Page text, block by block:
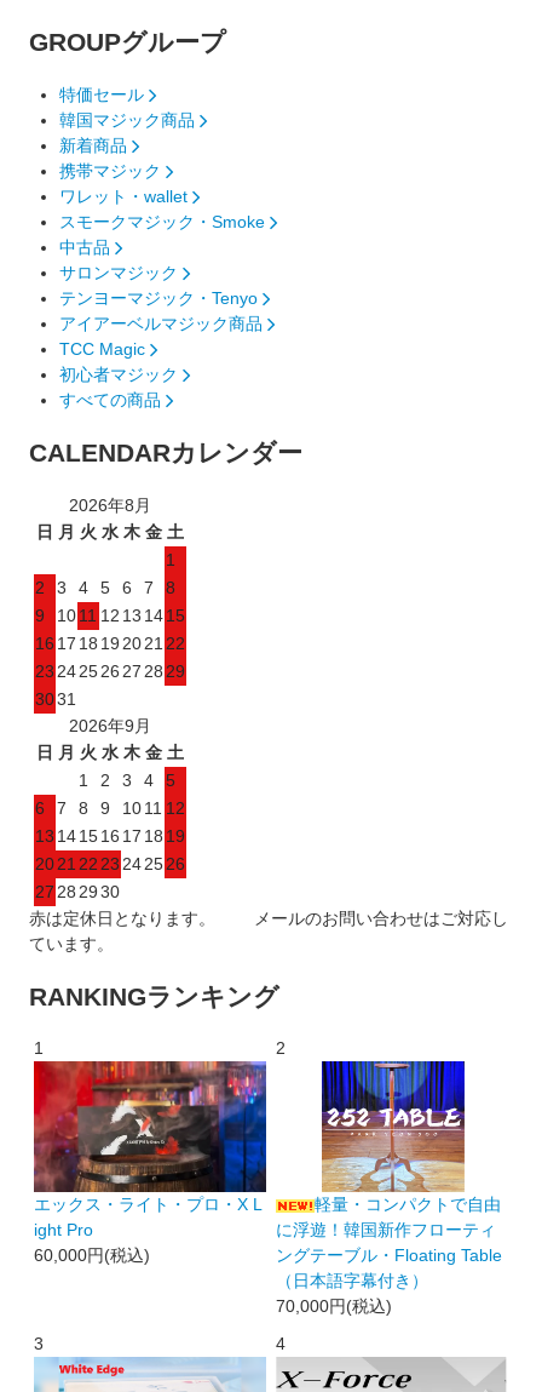
GROUPグループ
特価セール
韓国マジック商品
新着商品
携帯マジック
ワレット・wallet
スモークマジック・Smoke
中古品
サロンマジック
テンヨーマジック・Tenyo
アイアーベルマジック商品
TCC Magic
初心者マジック
すべての商品
CALENDARカレンダー
2026年8月
日 月 火 水 木 金 土
1
2
3 4 5 6 7
8
9
1011 12 13 1415
16 17 18 19 2021 22
23 242526 27 28 29
3031
2026年9月
日 月 火 水 木 金 土
1
2 3 4
5
6
7 8 9 1011 12
13 141516 17 18 19
2021 22 23 242526
27 28 2930
赤は定休日となります。 メールのお問い合わせはご対応し
ています。
RANKINGランキング
1
エックス・ライト・プロ・X L
ight Pro
60,000円(税込)
2
軽量・コンパクトで自由
に浮遊！韓国新作フローティ
ングテーブル・Floating Table
（日本語字幕付き）
70,000円(税込)
3
4